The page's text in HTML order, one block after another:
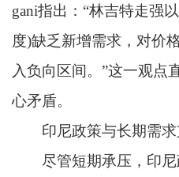
gani指出：“林吉特走强
度)缺乏新增需求，对价
入负向区间。”这一观点
心矛盾。
印尼政策与长期需求
尽管短期承压，印尼